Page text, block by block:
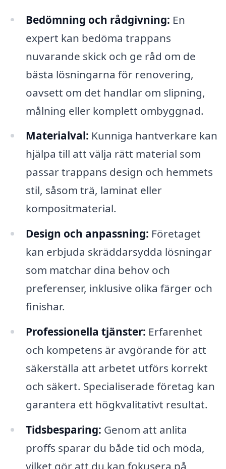
Bedömning och rådgivning: En
expert kan bedöma trappans
nuvarande skick och ge råd om de
bästa lösningarna för renovering,
oavsett om det handlar om slipning,
målning eller komplett ombyggnad.
Materialval: Kunniga hantverkare kan
hjälpa till att välja rätt material som
passar trappans design och hemmets
stil, såsom trä, laminat eller
kompositmaterial.
Design och anpassning: Företaget
kan erbjuda skräddarsydda lösningar
som matchar dina behov och
preferenser, inklusive olika färger och
finishar.
Professionella tjänster: Erfarenhet
och kompetens är avgörande för att
säkerställa att arbetet utförs korrekt
och säkert. Specialiserade företag kan
garantera ett högkvalitativt resultat.
Tidsbesparing: Genom att anlita
proffs sparar du både tid och möda,
vilket gör att du kan fokusera på